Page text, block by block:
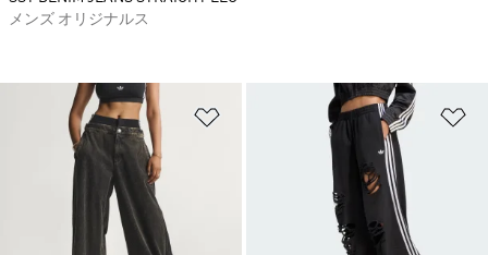
ほしいものリストに追加
メンズ オリジナルス